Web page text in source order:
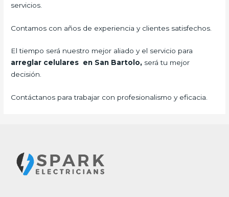
servicios.
Contamos con años de experiencia y clientes satisfechos.
El tiempo será nuestro mejor aliado y el servicio para
arreglar celulares en San Bartolo, será tu mejor
decisión.
Contáctanos para trabajar con profesionalismo y eficacia.